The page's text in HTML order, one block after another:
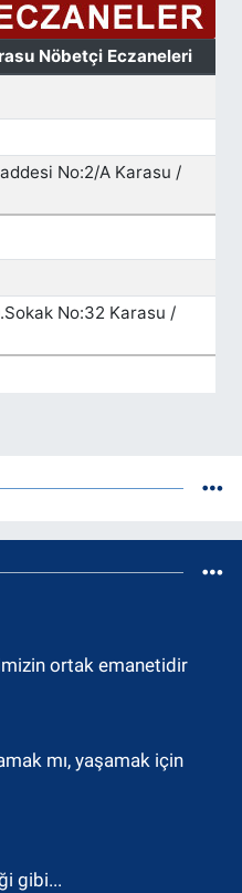
ortak emanetidir
mı, yaşamak için
gibi...